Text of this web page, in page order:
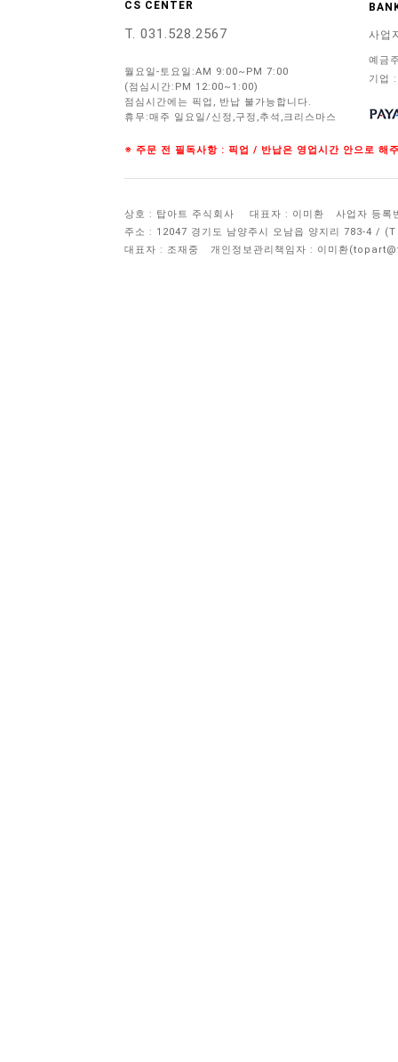
CS CENTER
T. 031.528.2567
월요일-토요일:AM 9:00~PM 7:00
(점심시간:PM 12:00~1:00)
점심시간에는 픽업, 반납 불가능합니다.
휴무:매주 일요일/신정,구정,추석,크리스마스
사업
예금
기업
※ 주문 전 필독사항 : 픽업 / 반납은 영업시간 안으로 해
상호 : 탑아트 주식회사 대표자 : 이미환
사업자 등록
주소 : 12047 경기도 남양주시 오남읍 양지리 783-4 /
대표자 : 조재중
개인정보관리책임자 : 이미환